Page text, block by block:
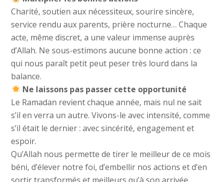
Charité, soutien aux nécessiteux, sourire sincère,
service rendu aux parents, prière nocturne… Chaque
acte, même discret, a une valeur immense auprès
d’Allah. Ne sous-estimons aucune bonne action : ce
qui nous paraît petit peut peser très lourd dans la
balance.
Ne laissons pas passer cette opportunité
Le Ramadan revient chaque année, mais nul ne sait
s’il en verra un autre. Vivons-le avec intensité, comme
s’il était le dernier : avec sincérité, engagement et
espoir.
Qu’Allah nous permette de tirer le meilleur de ce mois
béni, d’élever notre foi, d’embellir nos actions et d’en